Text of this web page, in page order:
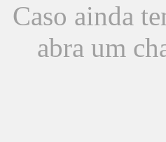
Caso ainda
abra um